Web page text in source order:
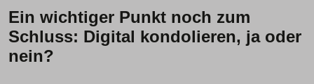
Ein wichtiger Punkt noch zum
Schluss: Digital kondolieren, ja oder
nein?